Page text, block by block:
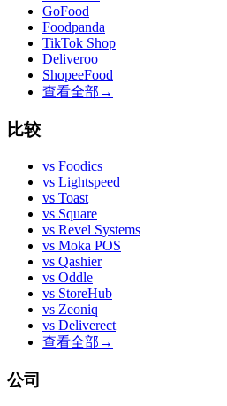
GoFood
Foodpanda
TikTok Shop
Deliveroo
ShopeeFood
查看全部 →
比较
vs Foodics
vs Lightspeed
vs Toast
vs Square
vs Revel Systems
vs Moka POS
vs Qashier
vs Oddle
vs StoreHub
vs Zeoniq
vs Deliverect
查看全部 →
公司